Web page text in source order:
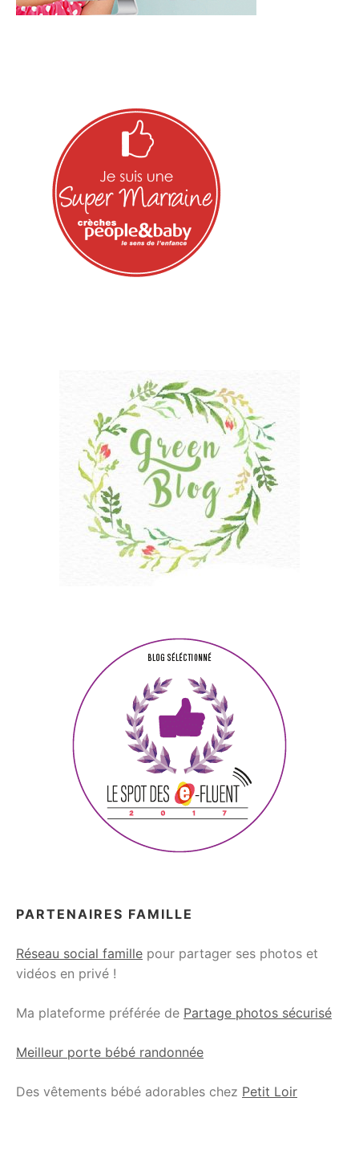
PARTENAIRES FAMILLE
Réseau social famille pour partager ses photos et
vidéos en privé !
Ma plateforme préférée de Partage photos sécurisé
Meilleur porte bébé randonnée
Des vêtements bébé adorables chez Petit Loir